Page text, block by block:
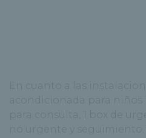
En cuanto a las
acondicionada para
para consulta, 1 box de
no urgente y